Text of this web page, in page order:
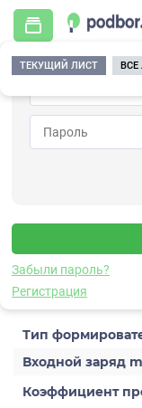
Забыли пароль?
Регистрация
ТЕКУЩИЙ ЛИСТ
Главная /
Измерительное
A130-10-01
Формирователь
Тип
Входной заряд
Коэффициент